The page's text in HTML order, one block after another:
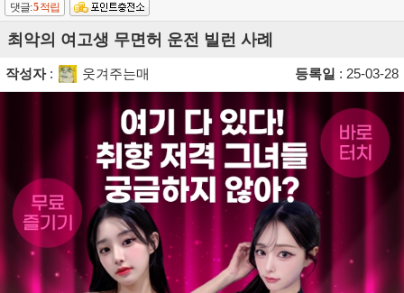
댓글:5적립
최악의 여고생 무면허 운전 빌런 사례
작성자: 웃겨주는매 등록일 : 25-03-28